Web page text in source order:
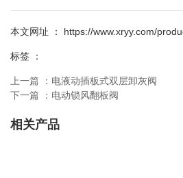
本文网址 ： https://www.xryy.com/
标签 ：
上一篇 ： 电液动插板式双层卸灰阀
下一篇 ： 电动锁风翻板阀
相关产品